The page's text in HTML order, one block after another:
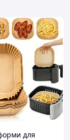
stretch ,
пакети СПП,
ціну
для